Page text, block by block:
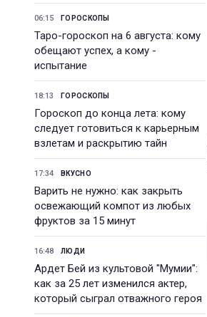
06:15 ГОРОСКОПЫ
Таро-гороскоп на 6 августа: кому
обещают успех, а кому -
испытание
18:13 ГОРОСКОПЫ
Гороскоп до конца лета: кому
следует готовиться к карьерным
взлетам и раскрытию тайн
17:34 ВКУСНО
Варить не нужно: как закрыть
освежающий компот из любых
фруктов за 15 минут
16:48 ЛЮДИ
Ардет Бей из культовой "Мумии":
как за 25 лет изменился актер,
который сыграл отважного героя